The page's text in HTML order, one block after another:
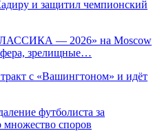
и защитил чемпионский
— 2026» на Moscow
зрелищные…
с «Вашингтоном» и идёт
футболиста за
споров